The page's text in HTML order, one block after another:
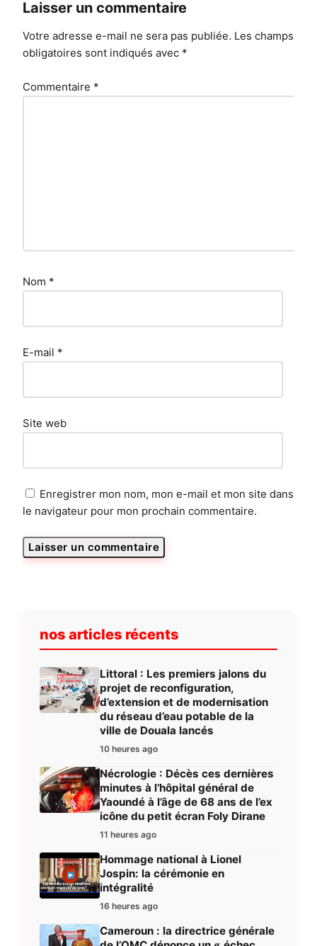
Laisser un commentaire
Votre adresse e-mail ne sera pas publiée. Les champs
obligatoires sont indiqués avec *
Commentaire *
Nom *
E-mail *
Site web
Enregistrer mon nom, mon e-mail et mon site dans
le navigateur pour mon prochain commentaire.
nos articles récents
Littoral : Les premiers jalons du
projet de reconfiguration,
d’extension et de modernisation
du réseau d’eau potable de la
ville de Douala lancés
10 heures ago
Nécrologie : Décès ces dernières
minutes à l’hôpital général de
Yaoundé à l’âge de 68 ans de l’ex
icône du petit écran Foly Dirane
11 heures ago
Hommage national à Lionel
Jospin: la cérémonie en
intégralité
16 heures ago
Cameroun : la directrice générale